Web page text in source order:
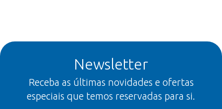
Newsletter
Receba as últimas novidades e ofertas
especiais que temos reservadas para si.